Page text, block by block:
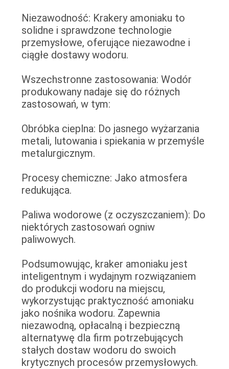
Niezawodność: Krakery amoniaku to
solidne i sprawdzone technologie
przemysłowe, oferujące niezawodne i
ciągłe dostawy wodoru.
Wszechstronne zastosowania: Wodór
produkowany nadaje się do różnych
zastosowań, w tym:
Obróbka cieplna: Do jasnego wyżarzania
metali, lutowania i spiekania w przemyśle
metalurgicznym.
Procesy chemiczne: Jako atmosfera
redukująca.
Paliwa wodorowe (z oczyszczaniem): Do
niektórych zastosowań ogniw
paliwowych.
Podsumowując, kraker amoniaku jest
inteligentnym i wydajnym rozwiązaniem
do produkcji wodoru na miejscu,
wykorzystując praktyczność amoniaku
jako nośnika wodoru. Zapewnia
niezawodną, opłacalną i bezpieczną
alternatywę dla firm potrzebujących
stałych dostaw wodoru do swoich
krytycznych procesów przemysłowych.